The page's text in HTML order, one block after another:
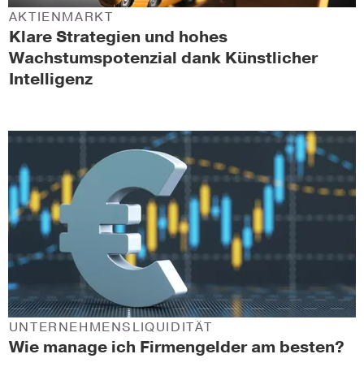
Klare Strategien und hohes
Wachstumspotenzial dank Künstlicher
Intelligenz
AKTIENMARKT
Wie manage ich Firmengelder am besten?
UNTERNEHMENSLIQUIDITÄT